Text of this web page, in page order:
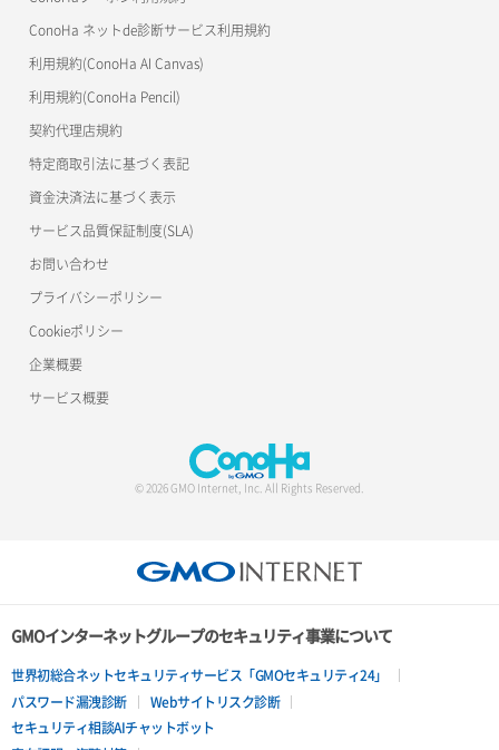
リスナー削除
リスナー更新
リスナー詳細取得
ロードバランサー一覧取得
ロードバランサー削除
ロードバランサー更新
ロードバランサー詳細取得
ロードバランサー追加
一時的Web公開
s3cmd
公開API(ConoHa VPS Ver.2.0)
ConoHa ネットde診断サービス利用規約
利用規約(ConoHa AI Canvas)
利用規約(ConoHa Pencil)
契約代理店規約
特定商取引法に基づく表記
資金決済法に基づく表示
サービス品質保証制度(SLA)
お問い合わせ
プライバシーポリシー
Cookieポリシー
企業概要
サービス概要
© 2026 GMO Internet, Inc. All Rights Reserved.
GMOインターネットグループのセキュリティ事業について
世界初総合ネットセキュリティサービス「GMOセキュリティ24」
パスワード漏洩診断
Webサイトリスク診断
セキュリティ相談AIチャットボット